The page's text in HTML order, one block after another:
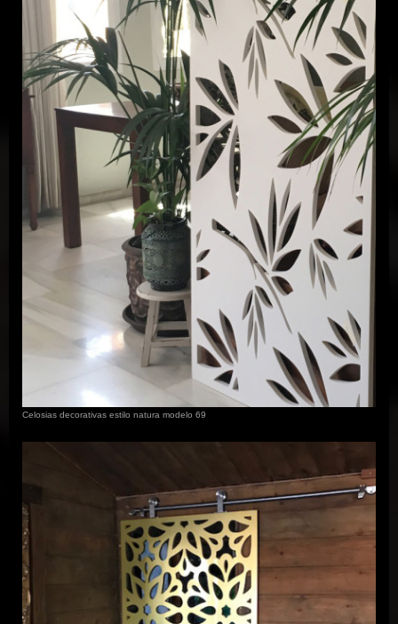
Celosias decorativas estilo natura modelo 69